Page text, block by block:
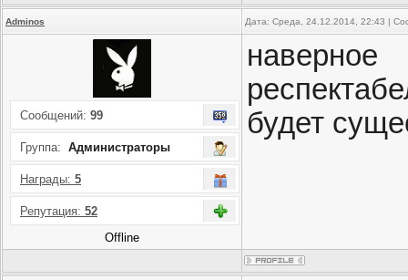
Adminos Дата: Среда, 24.12.2014, 22:43 |
Сообщений: 99
Группа: Администраторы
Награды: 5
Репутация: 52
Offline
будет